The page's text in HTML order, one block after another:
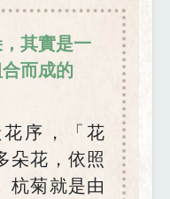
其實是一
而成的
序，「花
朵花，依照
杭菊就是由